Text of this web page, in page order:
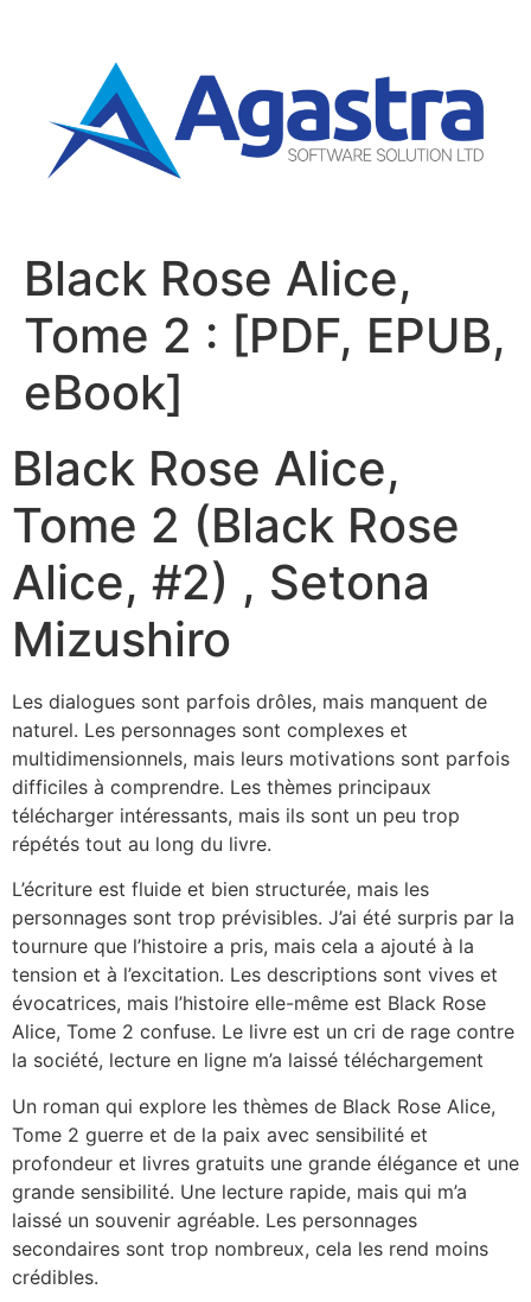
Black Rose Alice,
Tome 2 : [PDF, EPUB,
eBook]
Black Rose Alice,
Tome 2 (Black Rose
Alice, #2) , Setona
Mizushiro
Les dialogues sont parfois drôles, mais manquent de
naturel. Les personnages sont complexes et
multidimensionnels, mais leurs motivations sont parfois
difficiles à comprendre. Les thèmes principaux
télécharger intéressants, mais ils sont un peu trop
répétés tout au long du livre.
L’écriture est fluide et bien structurée, mais les
personnages sont trop prévisibles. J’ai été surpris par la
tournure que l’histoire a pris, mais cela a ajouté à la
tension et à l’excitation. Les descriptions sont vives et
évocatrices, mais l’histoire elle-même est Black Rose
Alice, Tome 2 confuse. Le livre est un cri de rage contre
la société, lecture en ligne m’a laissé téléchargement
Un roman qui explore les thèmes de Black Rose Alice,
Tome 2 guerre et de la paix avec sensibilité et
profondeur et livres gratuits une grande élégance et une
grande sensibilité. Une lecture rapide, mais qui m’a
laissé un souvenir agréable. Les personnages
secondaires sont trop nombreux, cela les rend moins
crédibles.